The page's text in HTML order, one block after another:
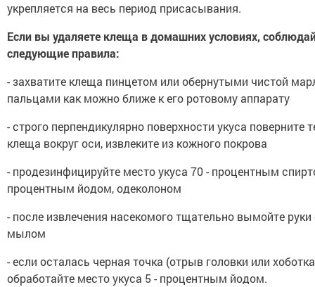
укрепляется на весь период присасывания.
Если вы удаляете клеща в домашних условиях,
следующие правила:
- захватите клеща пинцетом или обернутыми чистой
пальцами как можно ближе к его ротовому аппарату
- строго перпендикулярно поверхности укуса поверните
клеща вокруг оси, извлеките из кожного покрова
- продезинфицируйте место укуса 70 - процентным
процентным йодом, одеколоном
- после извлечения насекомого тщательно вымойте руки
мылом
- если осталась черная точка (отрыв головки или
обработайте место укуса 5 - процентным йодом.